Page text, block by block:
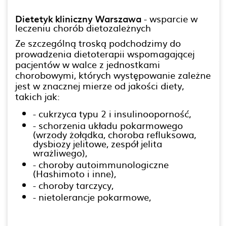
Dietetyk kliniczny Warszawa- wsparcie w
leczeniu chorób dietozależnych
Ze szczególną troską podchodzimy do
prowadzenia dietoterapii wspomagającej
pacjentów w walce z jednostkami
chorobowymi, których występowanie zależne
jest w znacznej mierze od jakości diety,
takich jak:
- cukrzyca typu 2 i insulinooporność,
- schorzenia układu pokarmowego
(wrzody żołądka, choroba refluksowa,
dysbiozy jelitowe, zespół jelita
wrażliwego),
- choroby autoimmunologiczne
(Hashimoto i inne),
- choroby tarczycy,
- nietolerancje pokarmowe,